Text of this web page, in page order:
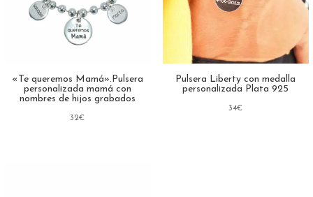
«Te queremos Mamá».Pulsera
personalizada mamá con
nombres de hijos grabados
32€
Pulsera Liberty con medalla
personalizada Plata 925
34€